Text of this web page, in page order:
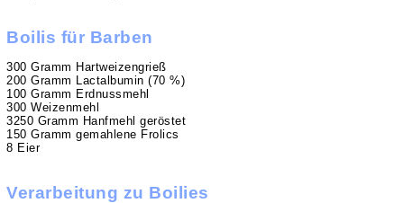
Boilis für Barben
300 Gramm Hartweizengrieß
200 Gramm Lactalbumin (70 %)
100 Gramm Erdnussmehl
300 Weizenmehl
3250 Gramm Hanfmehl geröstet
150 Gramm gemahlene Frolics
8 Eier
Verarbeitung zu Boilies